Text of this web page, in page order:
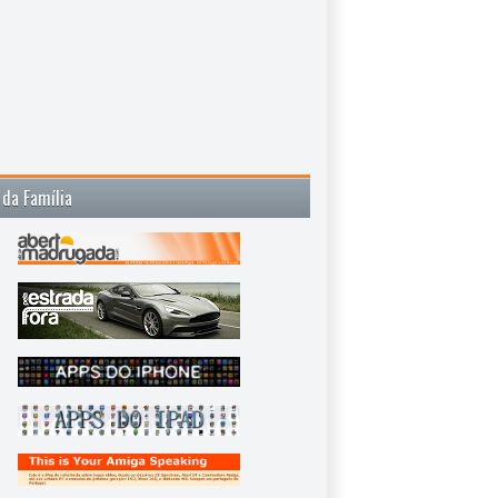
Família